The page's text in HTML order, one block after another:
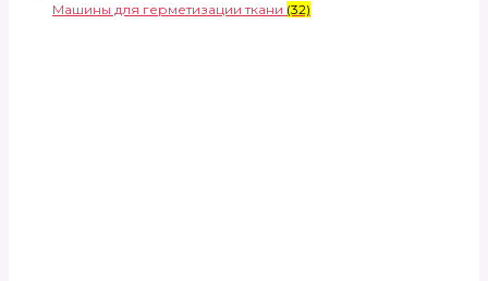
Машины для герметизации ткани (32)